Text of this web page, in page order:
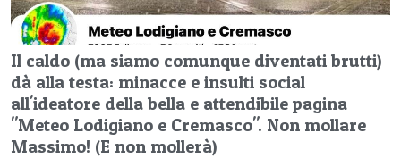
Il caldo (ma siamo comunque diventati brutti)
dà alla testa: minacce e insulti social
all'ideatore della bella e attendibile pagina
"Meteo Lodigiano e Cremasco". Non mollare
Massimo! (E non mollerà)